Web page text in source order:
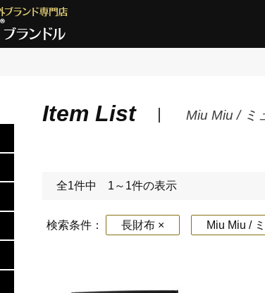
Item List Miu Miu / ミ
全1件中 1～1件の表示
検索条件： 長財布 × Miu Miu /